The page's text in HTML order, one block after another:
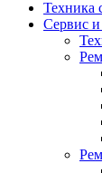
Техника
Сервис